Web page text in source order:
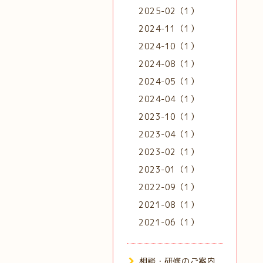
2025-02（1）
2024-11（1）
2024-10（1）
2024-08（1）
2024-05（1）
2024-04（1）
2023-10（1）
2023-04（1）
2023-02（1）
2023-01（1）
2022-09（1）
2021-08（1）
2021-06（1）